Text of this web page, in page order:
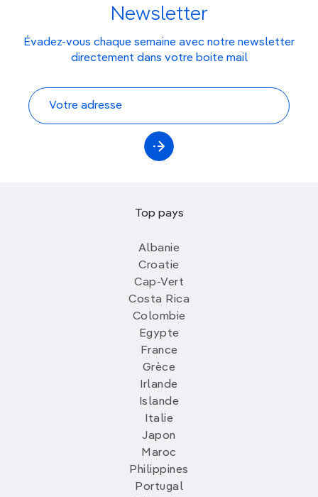
Newsletter
Évadez-vous chaque semaine avec notre newsletter
directement dans votre boite mail
Top pays
Albanie
Croatie
Cap-Vert
Costa Rica
Colombie
Egypte
France
Grèce
Irlande
Islande
Italie
Japon
Maroc
Philippines
Portugal